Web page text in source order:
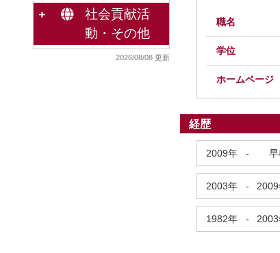
社会貢献活
動・その他
2026/08/08 更新
職名
学位
ホームページ
経歴
2009年 -
2003年 -
1982年 -